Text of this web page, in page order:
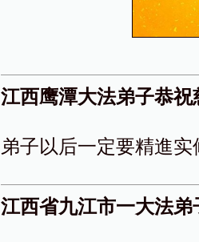
江西鹰潭大法弟子恭
弟子以后一定要精進
江西省九江市一大法